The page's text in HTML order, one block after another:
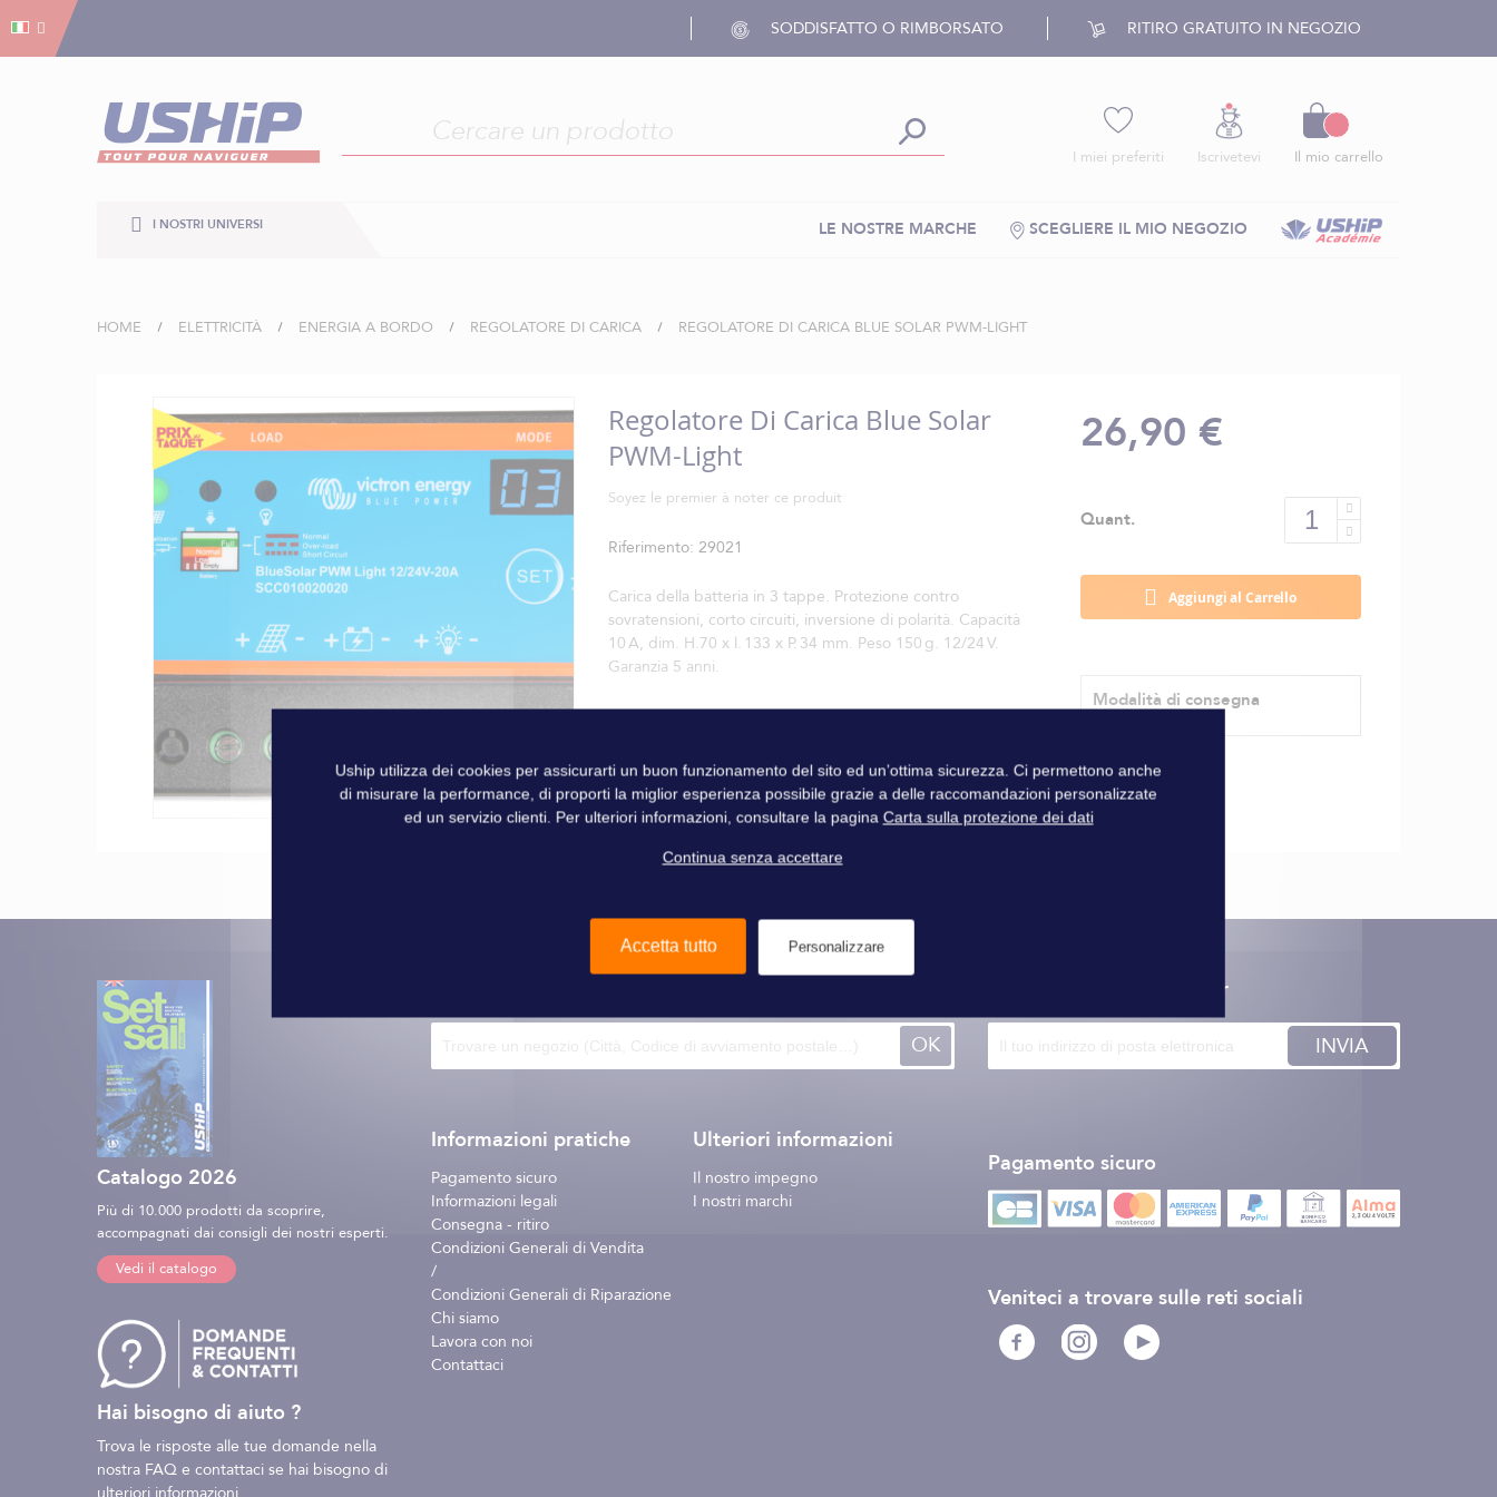
SODDISFATTO O RIMBORSATO RITIRO GRATUITO IN NEGOZIO
I miei preferiti Iscrivetevi Il mio carrello
I NOSTRI UNIVERSI SCEGLIERE IL MIO NEGOZIO
LE NOSTRE MARCHE
HOME ELETTRICITÀ ENERGIA A BORDO REGOLATORE DI CARICA REGOLATORE DI CARICA BLUE SOLAR PWM-LIGHT
Vai
alla
fine
della
galleria
di
immagini
Regolatore Di Carica Blue Solar
PWM-Light
Soyez le premier à noter ce produit
Riferimento 29021
Carica della batteria in 3 tappe. Protezione contro
sovratensioni, corto circuiti, inversione di polarità. Capacità
10 A, dim. H.70 x l. 133 x P. 34 mm. Peso 150 g. 12/24 V.
Garanzia 5 anni.
26,90 €
Quant.
Aggiungi al Carrello
Modalità di consegna
Catalogo 2026
Più di 10.000 prodotti da scoprire,
accompagnati dai consigli dei nostri esperti.
Vedi il catalogo
Hai bisogno di aiuto ?
Trova le risposte alle tue domande nella
nostra FAQ e contattaci se hai bisogno di
ulteriori informazioni.
OK
Informazioni pratiche
Pagamento sicuro
Informazioni legali
Consegna - ritiro
Condizioni Generali di Vendita
/
Condizioni Generali di Riparazione
Chi siamo
Lavora con noi
Contattaci
Ulteriori informazioni
Il nostro impegno
I nostri marchi
Inscription à la newsletter
INVIA
Pagamento sicuro
Veniteci a trovare sulle reti sociali
Gestion dei cookies
Uship utilizza dei cookies per assicurarti un buon funzionamento del sito ed un’ottima sicurezza. Ci permettono anche
di misurare la performance, di proporti la miglior esperienza possibile grazie a delle raccomandazioni personalizzate
ed un servizio clienti. Per ulteriori informazioni, consultare la pagina Carta sulla protezione dei dati
Continua senza accettare
Accetta tutto Personalizzare
Gestion dei cookies